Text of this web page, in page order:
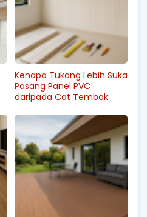
Kenapa Tukang Lebih Suka
Pasang Panel PVC
daripada Cat Tembok